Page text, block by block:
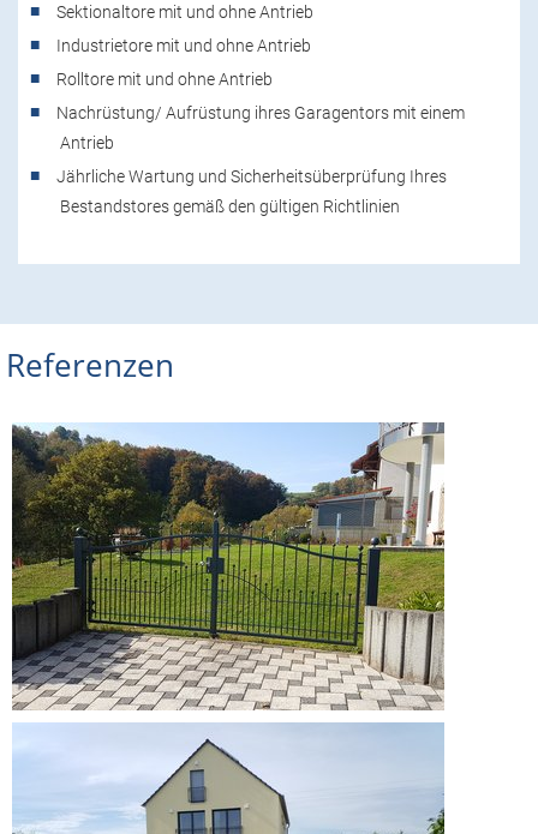
Sektionaltore mit und ohne Antrieb
Industrietore mit und ohne Antrieb
Rolltore mit und ohne Antrieb
Nachrüstung/ Aufrüstung ihres Garagentors mit einem
Antrieb
Jährliche Wartung und Sicherheitsüberprüfung Ihres
Bestandstores gemäß den gültigen Richtlinien
Referenzen